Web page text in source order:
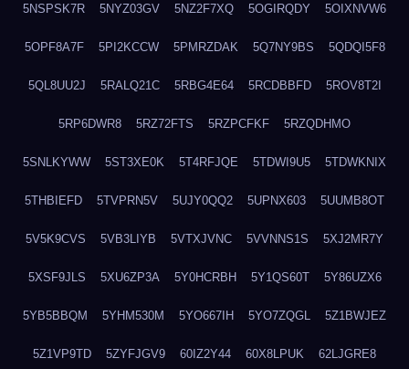
5NSPSK7R 5NYZ03GV 5NZ2F7XQ 5OGIRQDY 5OIXNVW6
5OPF8A7F 5PI2KCCW 5PMRZDAK 5Q7NY9BS 5QDQI5F8
5QL8UU2J 5RALQ21C 5RBG4E64 5RCDBBFD 5ROV8T2I
5RP6DWR8 5RZ72FTS 5RZPCFKF 5RZQDHMO
5SNLKYWW 5ST3XE0K 5T4RFJQE 5TDWI9U5 5TDWKNIX
5THBIEFD 5TVPRN5V 5UJY0QQ2 5UPNX603 5UUMB8OT
5V5K9CVS 5VB3LIYB 5VTXJVNC 5VVNNS1S 5XJ2MR7Y
5XSF9JLS 5XU6ZP3A 5Y0HCRBH 5Y1QS60T 5Y86UZX6
5YB5BBQM 5YHM530M 5YO667IH 5YO7ZQGL 5Z1BWJEZ
5Z1VP9TD 5ZYFJGV9 60IZ2Y44 60X8LPUK 62LJGRE8